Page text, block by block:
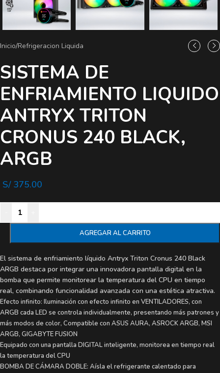
Inicio/Refrigeracion Liquida
SISTEMA DE
ENFRIAMIENTO LIQUIDO
ANTRYX TRITON
CRONUS 240 BLACK,
ARGB
S/375.00
AGREGAR AL CARRITO
El sistema de enfriamiento líquido Antryx Triton Cronus 240 Black
ARGB destaca por integrar una innovadora pantalla digital en la
bomba que permite monitorear la temperatura del CPU en tiempo
real, combinando funcionalidad avanzada con una estética atractiva.
Efecto infinito: Iluminación con efecto infinito en VENTILADORES, con
ARGB cada LED se controla individualmente, presentando más patrones y
más modos de color, Compatible con ASUS AURA, ASROCK ARGB, MSI
ARGB, GIGABYTE FUSION
Equipado con una pantalla DIGITAL inteligente, monitorea en tiempo real
la temperatura del CPU
BOMBA DE CÁMARA DOBLE: Aísla el refrigerante calentado para